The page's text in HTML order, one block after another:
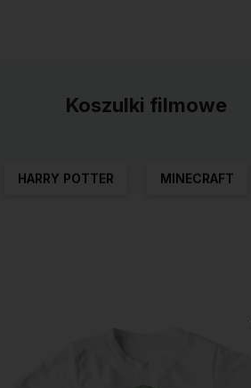
Koszulki filmowe
HARRY POTTER MINECRAFT